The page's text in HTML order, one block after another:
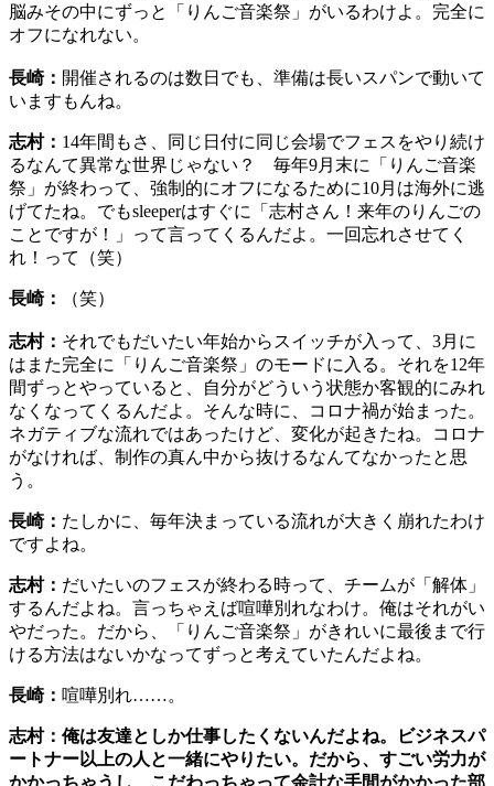
脳みその中にずっと「りんご音楽祭」がいるわけよ。完全に
オフになれない。
長崎： 開催されるのは数日でも、準備は長いスパンで動いて
いますもんね。
志村： 14年間もさ、同じ日付に同じ会場でフェスをやり続け
るなんて異常な世界じゃない？ 毎年9月末に「りんご音楽
祭」が終わって、強制的にオフになるために10月は海外に逃
げてたね。でもsleeperはすぐに「志村さん！来年のりんごの
ことですが！」って言ってくるんだよ。一回忘れさせてく
れ！って（笑）
長崎： （笑）
志村： それでもだいたい年始からスイッチが入って、3月に
はまた完全に「りんご音楽祭」のモードに入る。それを12年
間ずっとやっていると、自分がどういう状態か客観的にみれ
なくなってくるんだよ。そんな時に、コロナ禍が始まった。
ネガティブな流れではあったけど、変化が起きたね。コロナ
がなければ、制作の真ん中から抜けるなんてなかったと思
う。
長崎： たしかに、毎年決まっている流れが大きく崩れたわけ
ですよね。
志村： だいたいのフェスが終わる時って、チームが「解体」
するんだよね。言っちゃえば喧嘩別れなわけ。俺はそれがい
やだった。だから、「りんご音楽祭」がきれいに最後まで行
ける方法はないかなってずっと考えていたんだよね。
長崎： 喧嘩別れ……。
志村： 俺は友達としか仕事したくないんだよね。ビジネスパ
ートナー以上の人と一緒にやりたい。だから、すごい労力が
かかっちゃうし、こだわっちゃって余計な手間がかかった部